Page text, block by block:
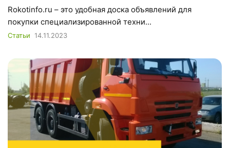
Rokotinfo.ru – это удобная доска объявлений для
покупки специализированной техни...
Статьи 14.11.2023